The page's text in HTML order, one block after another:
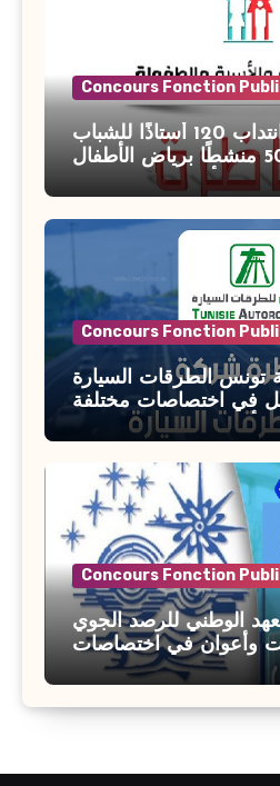
Concours Fonction
مناظرة انتداب 120 أستاذًا للشباب
والطفولة و 50 منشطًا برياض الأطفال
والمرأة والطفولة وكبار
Concours Fonction
تونس الطرقات السيارة
200 عامل في اختصاصات مختلفة
: 21 جويلية 2026
Concours Fonction
الوطني للرصد الجوي
وأعوان في اختصاصات
جويلية 2026